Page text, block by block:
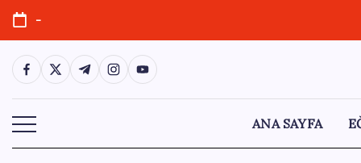
Skip
content
-
https://www.facebook.com/
https://twitter.com/
https://t.me/
https://www.instagram.com/
https://youtube.com/
ANA SAYFA